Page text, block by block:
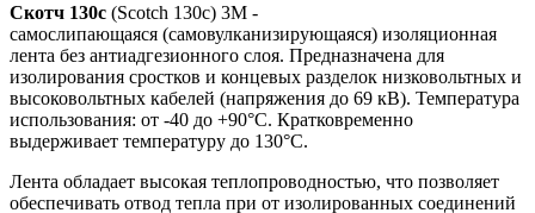
Скотч 130с (Scotch 130c) 3M -
самослипающаяся (самовулканизирующаяся) изоляционная
лента без антиадгезионного слоя. Предназначена для
изолирования сростков и концевых разделок низковольтных и
высоковольтных кабелей (напряжения до 69 кВ). Температура
использования: от -40 до +90°С. Кратковременно
выдерживает температуру до 130°С.
Лента обладает высокая теплопроводностью, что позволяет
обеспечивать отвод тепла при от изолированных соединений